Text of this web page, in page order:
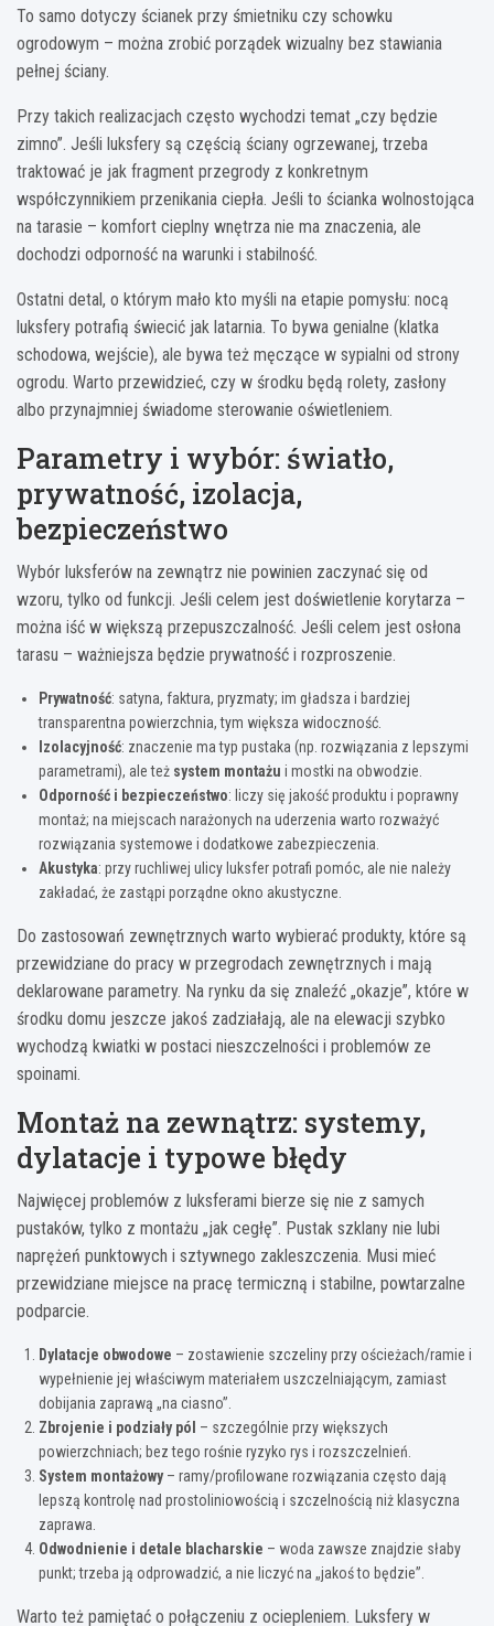
To samo dotyczy ścianek przy śmietniku czy schowku
ogrodowym – można zrobić porządek wizualny bez stawiania
pełnej ściany.
Przy takich realizacjach często wychodzi temat „czy będzie
zimno”. Jeśli luksfery są częścią ściany ogrzewanej, trzeba
traktować je jak fragment przegrody z konkretnym
współczynnikiem przenikania ciepła. Jeśli to ścianka wolnostojąca
na tarasie – komfort cieplny wnętrza nie ma znaczenia, ale
dochodzi odporność na warunki i stabilność.
Ostatni detal, o którym mało kto myśli na etapie pomysłu: nocą
luksfery potrafią świecić jak latarnia. To bywa genialne (klatka
schodowa, wejście), ale bywa też męczące w sypialni od strony
ogrodu. Warto przewidzieć, czy w środku będą rolety, zasłony
albo przynajmniej świadome sterowanie oświetleniem.
Parametry i wybór: światło,
prywatność, izolacja,
bezpieczeństwo
Wybór luksferów na zewnątrz nie powinien zaczynać się od
wzoru, tylko od funkcji. Jeśli celem jest doświetlenie korytarza –
można iść w większą przepuszczalność. Jeśli celem jest osłona
tarasu – ważniejsza będzie prywatność i rozproszenie.
Prywatność: satyna, faktura, pryzmaty; im gładsza i bardziej
transparentna powierzchnia, tym większa widoczność.
Izolacyjność: znaczenie ma typ pustaka (np. rozwiązania z lepszymi
parametrami), ale też system montażu i mostki na obwodzie.
Odporność i bezpieczeństwo: liczy się jakość produktu i poprawny
montaż; na miejscach narażonych na uderzenia warto rozważyć
rozwiązania systemowe i dodatkowe zabezpieczenia.
Akustyka: przy ruchliwej ulicy luksfer potrafi pomóc, ale nie należy
zakładać, że zastąpi porządne okno akustyczne.
Do zastosowań zewnętrznych warto wybierać produkty, które są
przewidziane do pracy w przegrodach zewnętrznych i mają
deklarowane parametry. Na rynku da się znaleźć „okazje”, które w
środku domu jeszcze jakoś zadziałają, ale na elewacji szybko
wychodzą kwiatki w postaci nieszczelności i problemów ze
spoinami.
Montaż na zewnątrz: systemy,
dylatacje i typowe błędy
Najwięcej problemów z luksferami bierze się nie z samych
pustaków, tylko z montażu „jak cegłę”. Pustak szklany nie lubi
naprężeń punktowych i sztywnego zakleszczenia. Musi mieć
przewidziane miejsce na pracę termiczną i stabilne, powtarzalne
podparcie.
Dylatacje obwodowe – zostawienie szczeliny przy ościeżach/ramie i
wypełnienie jej właściwym materiałem uszczelniającym, zamiast
dobijania zaprawą „na ciasno”.
Zbrojenie i podziały pól – szczególnie przy większych
powierzchniach; bez tego rośnie ryzyko rys i rozszczelnień.
System montażowy– ramy/profilowane rozwiązania często dają
lepszą kontrolę nad prostoliniowością i szczelnością niż klasyczna
zaprawa.
Odwodnienie i detale blacharskie – woda zawsze znajdzie słaby
punkt; trzeba ją odprowadzić, a nie liczyć na „jakoś to będzie”.
Warto też pamiętać o połączeniu z ociepleniem. Luksfery w